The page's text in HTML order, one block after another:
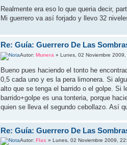
Realmente era eso lo que queria decir,
Mi guerrero va así forjado y llevo 32
Re: Guía: Guerrero De Las
Autor:Munera » Lunes, 02 Noviembre
Bueno pues haciendo el tonto he
0,5 cada uno y es la pera limonera. Si
alto que se tenga el barrido o el golpe. Si
barrido+golpe es una tonteria, porque
quien se lleva el segundo cebollazo. Así
Re: Guía: Guerrero De Las
Autor:Flax » Lunes, 02 Noviembre 2009,